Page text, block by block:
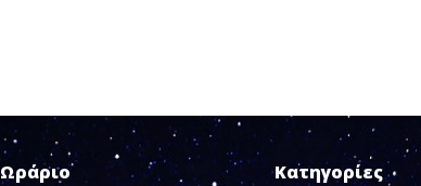
Ωράριο
Κατηγορίες